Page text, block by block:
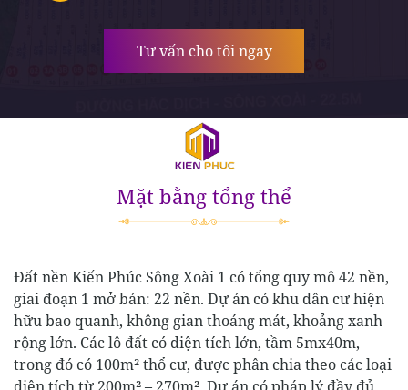
Tư vấn cho tôi ngay
Mặt bằng tổng thể
Đất nền Kiến Phúc Sông Xoài 1 có tổng quy mô 42 nền,
giai đoạn 1 mở bán: 22 nền. Dự án có khu dân cư hiện
hữu bao quanh, không gian thoáng mát, khoảng xanh
rộng lớn. Các lô đất có diện tích lớn, tầm 5mx40m,
trong đó có 100m² thổ cư, được phân chia theo các loại